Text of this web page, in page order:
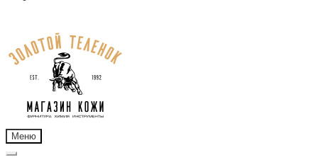
навигации
содержимому
Меню